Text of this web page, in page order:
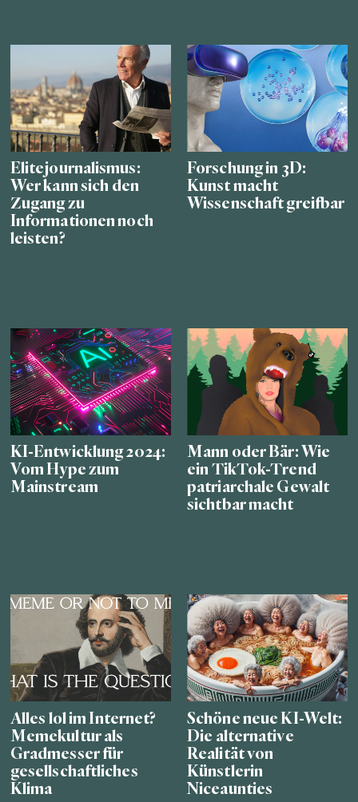
Elitejournalismus:
Wer kann sich den
Zugang zu
Informationen noch
leisten?
Forschung in 3D:
Kunst macht
Wissenschaft greifbar
KI-Entwicklung 2024:
Vom Hype zum
Mainstream
Mann oder Bär: Wie
ein TikTok-Trend
patriarchale Gewalt
sichtbar macht
Alles lol im Internet?
Memekultur als
Gradmesser für
gesellschaftliches
Klima
Schöne neue KI-Welt:
Die alternative
Realität von
Künstlerin
Niceaunties